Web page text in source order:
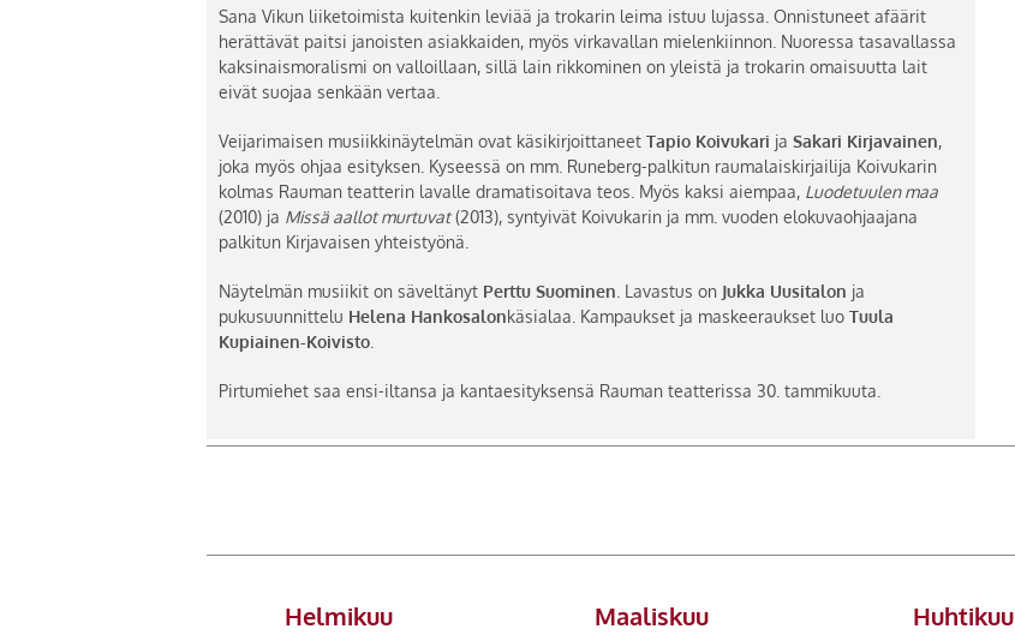
Sana Vikun liiketoimista kuitenkin leviää ja trokarin leima istuu lujassa. Onnistuneet afäärit
herättävät paitsi janoisten asiakkaiden, myös virkavallan mielenkiinnon. Nuoressa tasavallassa
kaksinaismoralismi on valloillaan, sillä lain rikkominen on yleistä ja trokarin omaisuutta lait
eivät suojaa senkään vertaa.
Veijarimaisen musiikkinäytelmän ovat käsikirjoittaneet Tapio Koivukari ja Sakari Kirjavainen,
joka myös ohjaa esityksen. Kyseessä on mm. Runeberg-palkitun raumalaiskirjailija Koivukarin
kolmas Rauman teatterin lavalle dramatisoitava teos. Myös kaksi aiempaa, Luodetuulen maa
(2010) ja Missä aallot murtuvat(2013), syntyivät Koivukarin ja mm. vuoden elokuvaohjaajana
palkitun Kirjavaisen yhteistyönä.
Näytelmän musiikit on säveltänyt Perttu Suominen. Lavastus on Jukka Uusitalon ja
pukusuunnittelu Helena Hankosalonkäsialaa. Kampaukset ja maskeeraukset luo Tuula
Kupiainen-Koivisto.
Pirtumiehet saa ensi-iltansa ja kantaesityksensä Rauman teatterissa 30. tammikuuta.
Helmikuu Maaliskuu Huhtikuu